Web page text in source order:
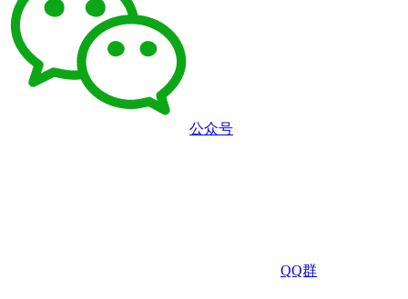
公众号
QQ群